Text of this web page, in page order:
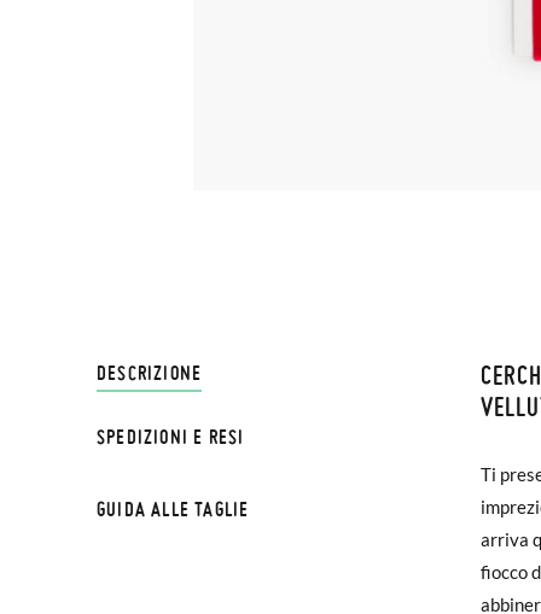
DESCRIZIONE
Ti
arriva
fiocco
SPEDIZIONI E RESI
€ e
Se le
GUIDA ALLE TAGLIE